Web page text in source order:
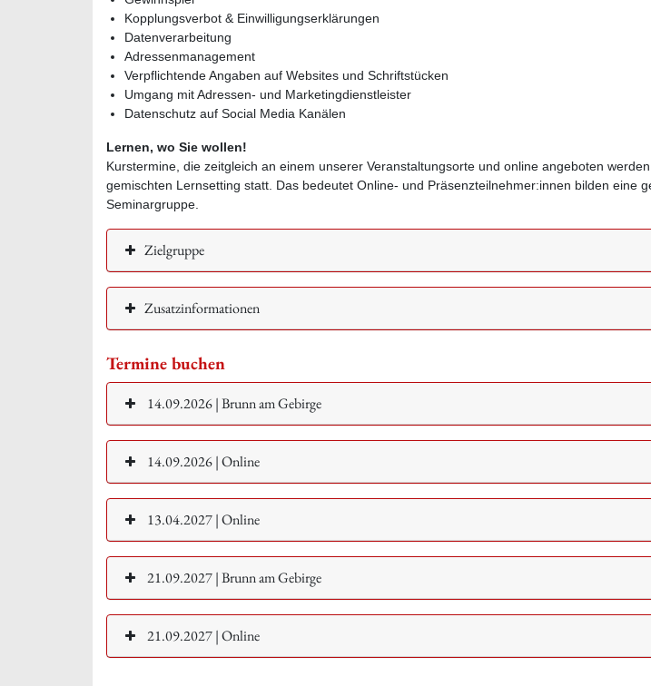
Kopplungsverbot & Einwilligungserklärungen
Datenverarbeitung
Adressenmanagement
Verpflichtende Angaben auf Websites und Schriftstücken
Umgang mit Adressen- und Marketingdienstleister
Datenschutz auf Social Media Kanälen
Lernen, wo Sie wollen!
Kurstermine, die zeitgleich an einem unserer Veranstaltungsorte und online angeboten
gemischten Lernsetting statt. Das bedeutet Online- und Präsenzteilnehmer:innen bilden eine
Seminargruppe.
Zielgruppe
Zusatzinformationen
Termine buchen
14.09.2026 | Brunn am Gebirge
14.09.2026 | Online
13.04.2027 | Online
21.09.2027 | Brunn am Gebirge
21.09.2027 | Online